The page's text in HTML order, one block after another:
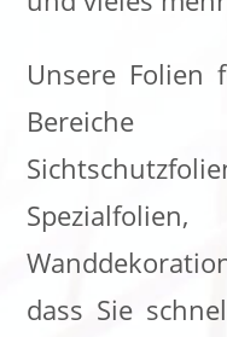
Unsere
Bereiche
dass Sie